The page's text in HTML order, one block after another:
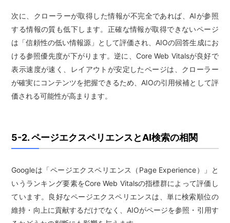
次に、クローラーが取得した情報が不完全であれば、AIが参照
する情報の質も低下します。正確な情報が取得できないページ
は「信頼性の低い情報源」として評価され、AIOの回答生成にお
ける参照優先度が下がります。逆に、Core Web Vitalsが良好で
表示速度が速く、レイアウトが安定したページは、クローラー
が確実にコンテンツを把握できるため、AIOの引用候補として評
価される可能性が高まります。
5-2. ページエクスペリエンスとAI検索の相関
Googleは「ページエクスペリエンス（Page Experience）」と
いうランキング要素をCore Web Vitalsの指標群によって評価し
ています。良好なページエクスペリエンスは、単に検索順位の
維持・向上に貢献するだけでなく、AIOがページを参照・引用す